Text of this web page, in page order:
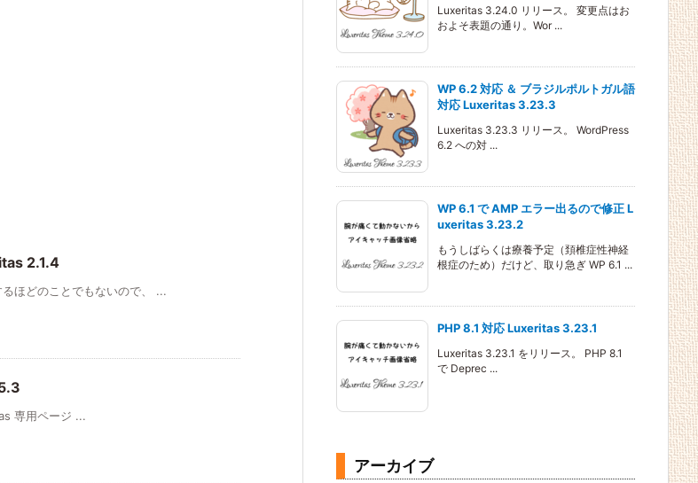
2.1.4
ほどのことでもないので、 ...
専用ページ ...
Luxeritas 3.24.0 リリース。 変更点はお
およそ表題の通り。Wor ...
WP 6.2 対応 ＆ ブラジルポルトガル語
対応 Luxeritas 3.23.3
Luxeritas 3.23.3 リリース。 WordPress
6.2 への対 ...
WP 6.1 で AMP エラー出るので修正 L
uxeritas 3.23.2
もうしばらくは療養予定（頚椎症性神経
根症のため）だけど、取り急ぎ WP 6.1 ...
PHP 8.1 対応 Luxeritas 3.23.1
Luxeritas 3.23.1 をリリース。 PHP 8.1
で Deprec ...
アーカイブ